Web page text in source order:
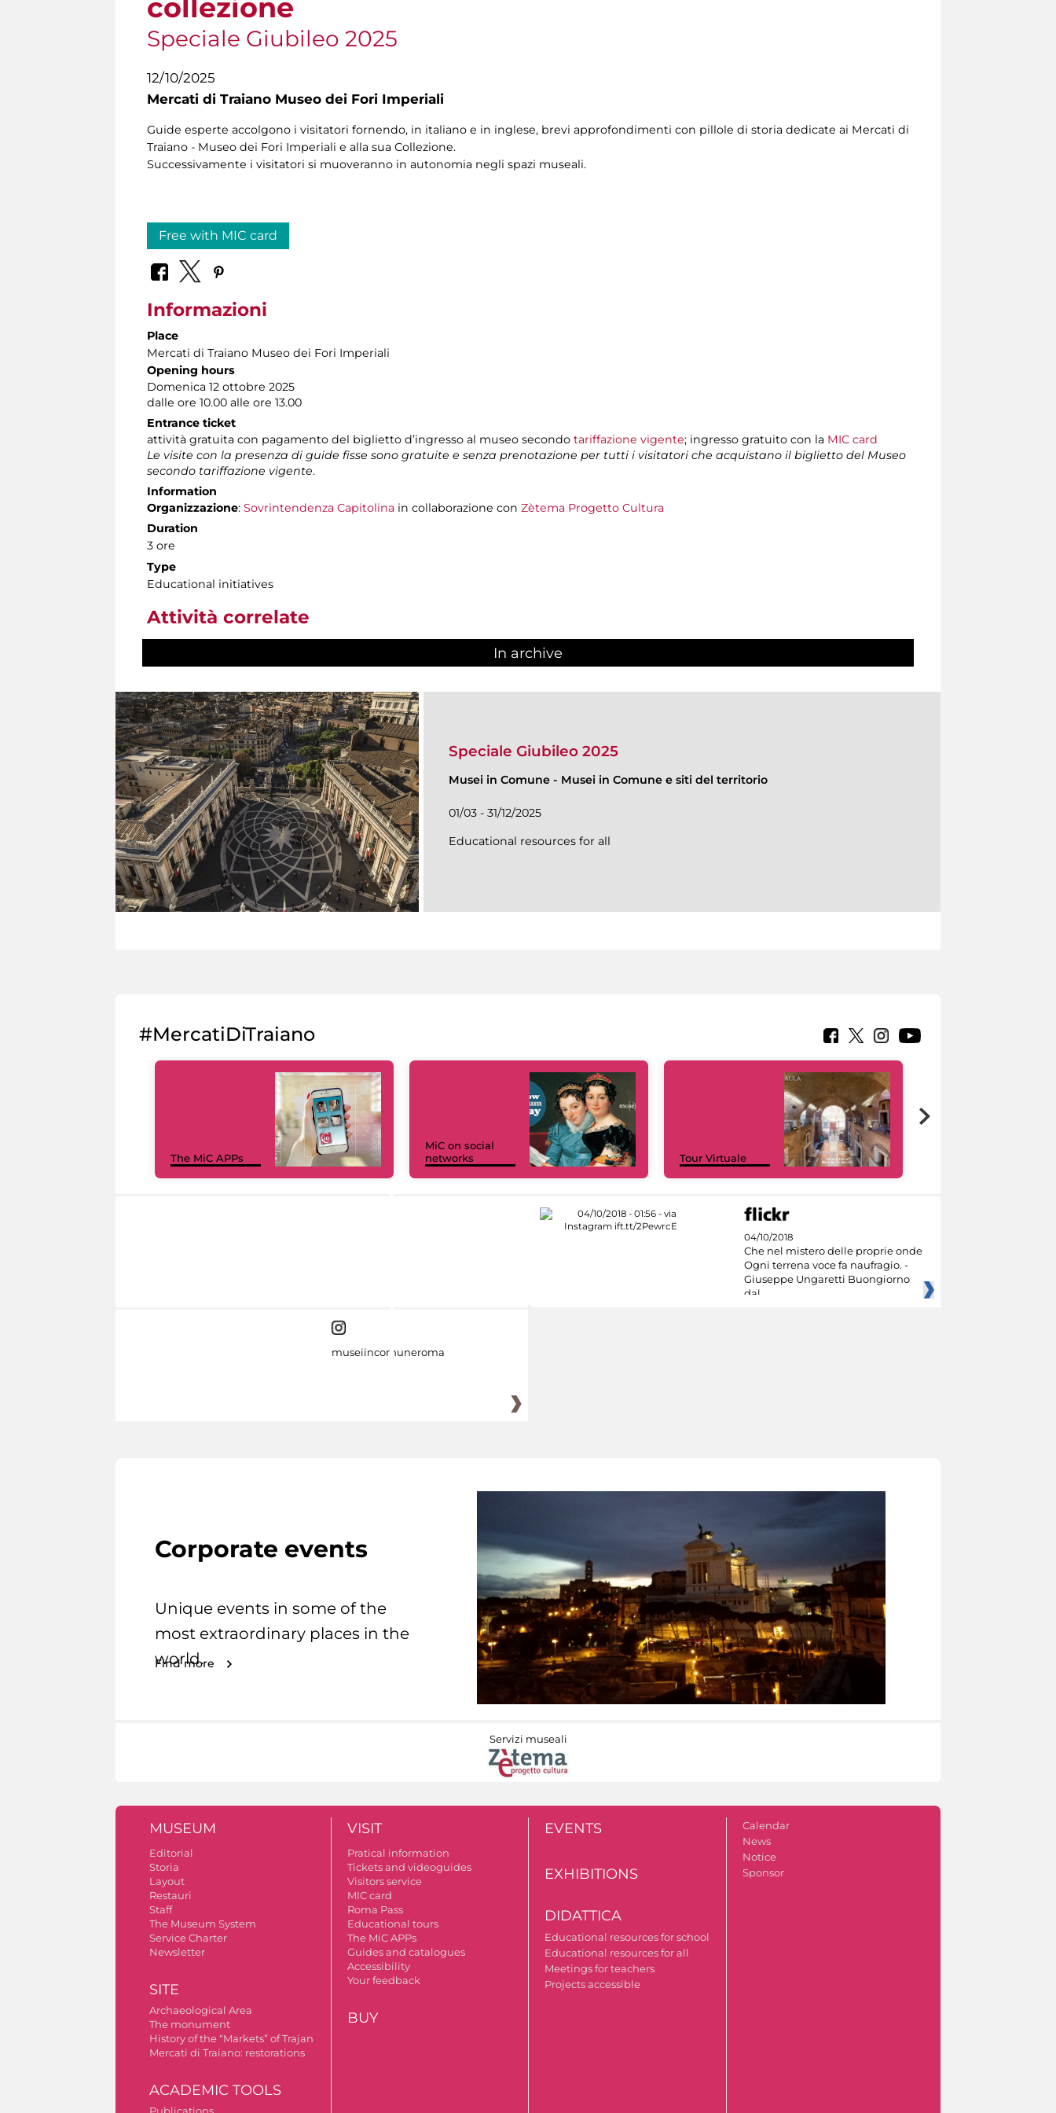
collezione
Speciale Giubileo 2025
12/10/2025
Mercati di Traiano Museo dei Fori Imperiali
Guide esperte accolgono i visitatori fornendo, in italiano e in inglese, brevi approfondimenti con pillole di storia dedicate ai Mercati di
Traiano - Museo dei Fori Imperiali e alla sua Collezione.
Successivamente i visitatori si muoveranno in autonomia negli spazi museali.
Free with MIC card
Informazioni
Place
Mercati di Traiano Museo dei Fori Imperiali
Opening hours
Domenica 12 ottobre 2025
dalle ore 10.00 alle ore 13.00
Entrance ticket
attività gratuita con pagamento del biglietto d’ingresso al museo secondo tariffazione vigente; ingresso gratuito con la MIC card
Le visite con la presenza di guide fisse sono gratuite e senza prenotazione per tutti i visitatori che acquistano il biglietto del Museo
secondo tariffazione vigente.
Information
Organizzazione: Sovrintendenza Capitolina in collaborazione con Zètema Progetto Cultura
Duration
3 ore
Type
Educational initiatives
Attività correlate
In archive
Speciale Giubileo 2025
Musei in Comune - Musei in Comune e siti del territorio
01/03 - 31/12/2025
Educational resources for all
#MercatiDiTraiano
The MiC APPs
MiC on social
networks
Tour Virtuale
04/10/2018
Che nel mistero delle proprie onde
Ogni terrena voce fa naufragio. -
Giuseppe Ungaretti Buongiorno
dal
museiincomuneroma
Corporate events
Unique events in some of the
most extraordinary places in the
world.
Find more
Servizi museali
MUSEUM
Editorial
Storia
Layout
Restauri
Staff
The Museum System
Service Charter
Newsletter
SITE
Archaeological Area
The monument
History of the “Markets” of Trajan
Mercati di Traiano: restorations
ACADEMIC TOOLS
Publications
VISIT
Pratical information
Tickets and videoguides
Visitors service
MIC card
Roma Pass
Educational tours
The MiC APPs
Guides and catalogues
Accessibility
Your feedback
BUY
EVENTS
EXHIBITIONS
DIDATTICA
Educational resources for school
Educational resources for all
Meetings for teachers
Projects accessible
Calendar
News
Notice
Sponsor